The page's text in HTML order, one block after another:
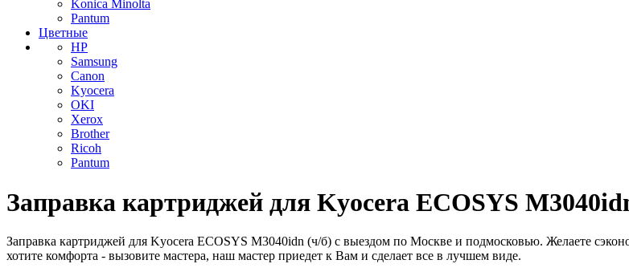
Konica Minolta
Pantum
Цветные
HP
Samsung
Canon
Kyocera
OKI
Xerox
Brother
Ricoh
Pantum
Заправка картриджей для Kyocera ECOSYS
Заправка картриджей для Kyocera ECOSYS M3040idn (ч/б) с выездом по Москве и подмосковью. Желаете
хотите комфорта - вызовите мастера, наш мастер приедет к Вам и сделает все в лучшем виде.